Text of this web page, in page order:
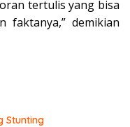
tertulis yang bisa
faktanya,” demikian
Stunting